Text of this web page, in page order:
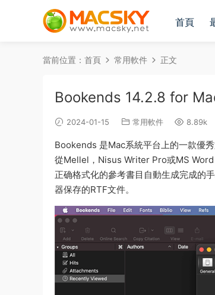
首頁
當前位置： 首頁 常用軟件 正文
Bookends 14.2.8 for
2024-01-15 常用軟件 8.89k
Bookends 是Mac系統平台上的一款優
從Mellel，Nisus Writer Pro或MS
正确格式化的參考書目自動生成完成的
器保存的RTF文件。